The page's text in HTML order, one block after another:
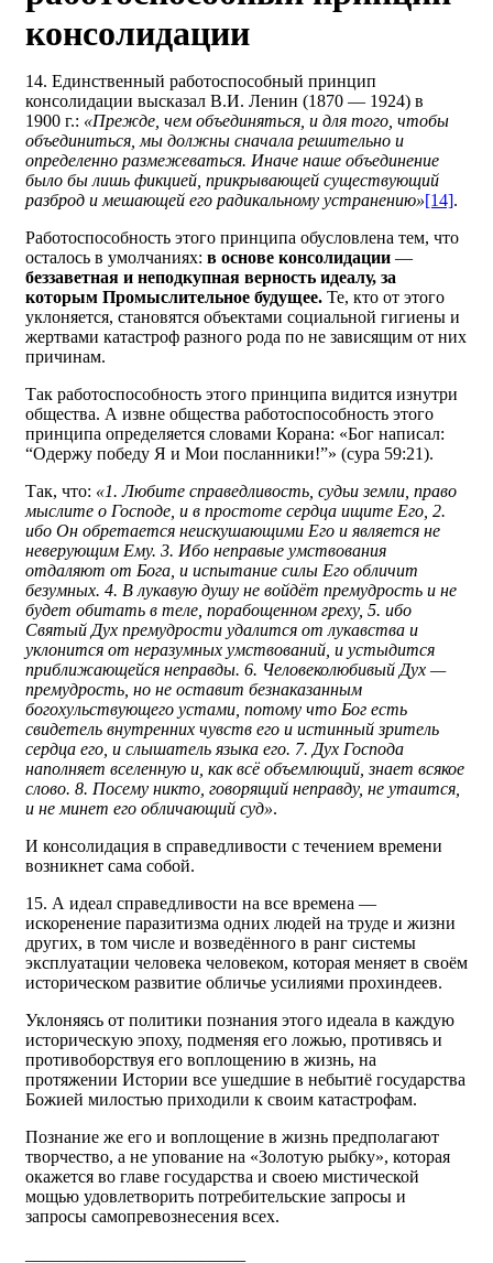
консолидации
14. Единственный работоспособный принцип
консолидации высказал В.И. Ленин (1870 — 1924) в
1900 г.: «Прежде, чем объединяться, и для того, чтобы
объединиться, мы должны сначала решительно и
определенно размежеваться. Иначе наше объединение
было бы лишь фикцией, прикрывающей существующий
разброд и мешающей его радикальному устранению»[14].
Работоспособность этого принципа обусловлена тем, что
осталось в умолчаниях: в основе консолидации —
беззаветная и неподкупная верность идеалу, за
которым Промыслительное будущее. Те, кто от этого
уклоняется, становятся объектами социальной гигиены и
жертвами катастроф разного рода по не зависящим от них
причинам.
Так работоспособность этого принципа видится изнутри
общества. А извне общества работоспособность этого
принципа определяется словами Корана: «Бог написал:
“Одержу победу Я и Мои посланники!”» (сура 59:21).
Так, что: «1. Любите справедливость, судьи земли, право
мыслите о Господе, и в простоте сердца ищите Его, 2.
ибо Он обретается неискушающими Его и является не
неверующим Ему. 3. Ибо неправые умствования
отдаляют от Бога, и испытание силы Его обличит
безумных. 4. В лукавую душу не войдёт премудрость и не
будет обитать в теле, порабощенном греху, 5. ибо
Святый Дух премудрости удалится от лукавства и
уклонится от неразумных умствований, и устыдится
приближающейся неправды. 6. Человеколюбивый Дух —
премудрость, но не оставит безнаказанным
богохульствующего устами, потому что Бог есть
свидетель внутренних чувств его и истинный зритель
сердца его, и слышатель языка его. 7. Дух Господа
наполняет вселенную и, как всё объемлющий, знает всякое
слово. 8. Посему никто, говорящий неправду, не утаится,
и не минет его обличающий суд».
И консолидация в справедливости с течением времени
возникнет сама собой.
15. А идеал справедливости на все времена —
искоренение паразитизма одних людей на труде и жизни
других, в том числе и возведённого в ранг системы
эксплуатации человека человеком, которая меняет в своём
историческом развитие обличье усилиями прохиндеев.
Уклоняясь от политики познания этого идеала в каждую
историческую эпоху, подменяя его ложью, противясь и
противоборствуя его воплощению в жизнь, на
протяжении Истории все ушедшие в небытиё государства
Божией милостью приходили к своим катастрофам.
Познание же его и воплощение в жизнь предполагают
творчество, а не упование на «Золотую рыбку», которая
окажется во главе государства и своею мистической
мощью удовлетворить потребительские запросы и
запросы самопревознесения всех.